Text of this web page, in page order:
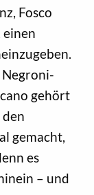
Fosco
Negroni-
gehört
gemacht,
es
– und